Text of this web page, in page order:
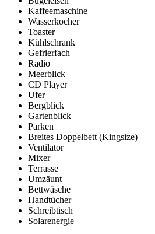
Kaffeemaschine
Wasserkocher
Toaster
Kühlschrank
Gefrierfach
Radio
Meerblick
CD Player
Ufer
Bergblick
Gartenblick
Parken
Breites Doppelbett (Kingsize)
Ventilator
Mixer
Terrasse
Umzäunt
Bettwäsche
Handtücher
Schreibtisch
Solarenergie